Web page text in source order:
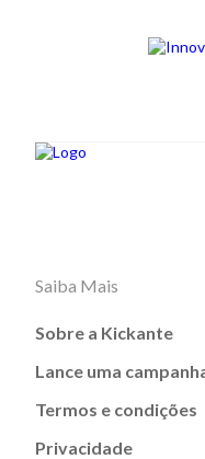
Saiba Mais
Sobre a Kickante
Lance uma
Termos e condições
Privacidade